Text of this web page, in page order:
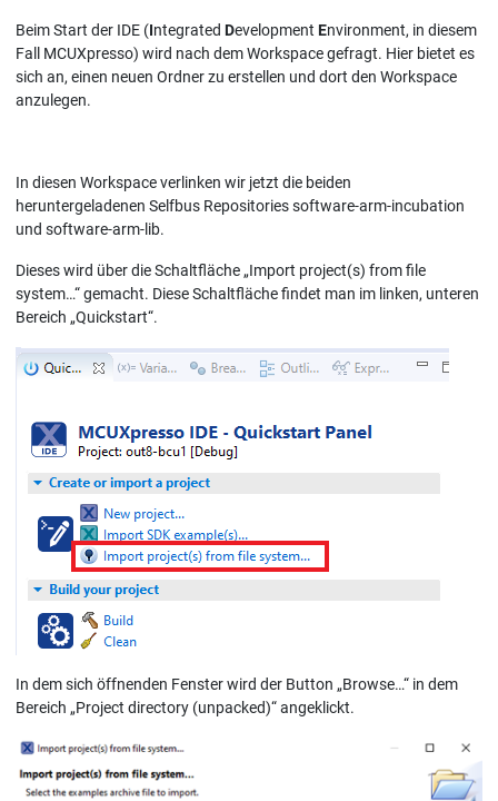
Beim Start der IDE (IntegratedDevelopmentEnvironment, in diesem
Fall MCUXpresso) wird nach dem Workspace gefragt. Hier bietet es
sich an, einen neuen Ordner zu erstellen und dort den Workspace
anzulegen.
In diesen Workspace verlinken wir jetzt die beiden
heruntergeladenen Selfbus Repositories software-arm-incubation
und software-arm-lib.
Dieses wird über die Schaltfläche „Import project(s) from file
system…“ gemacht. Diese Schaltfläche findet man im linken, unteren
Bereich „Quickstart“.
In dem sich öffnenden Fenster wird der Button „Browse…“ in dem
Bereich „Project directory (unpacked)“ angeklickt.